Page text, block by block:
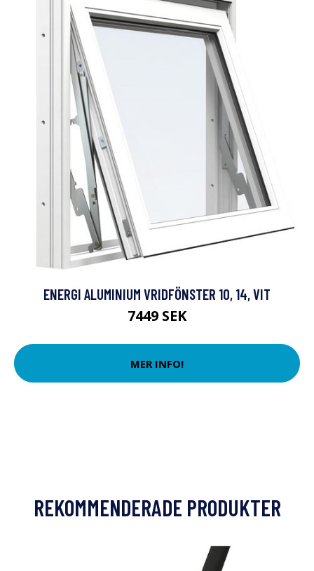
ENERGI ALUMINIUM VRIDFÖNSTER 10, 14, VIT
7449 SEK
MER INFO!
REKOMMENDERADE PRODUKTER